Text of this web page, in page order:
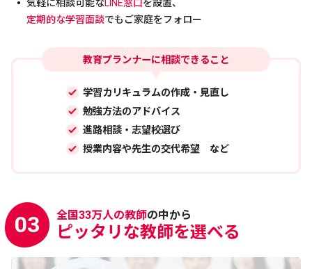
気軽に相談可能なLINE窓口を設置、
定期的な学習面談でもご家庭をフォロー
教育プランナーに相談できること
学習カリキュラムの作成・見直し
勉強方法のアドバイス
進路相談・志望校選び
授業内容や先生の交代希望 など
03 全国33万人の教師の中から
ピッタリな教師を選べる